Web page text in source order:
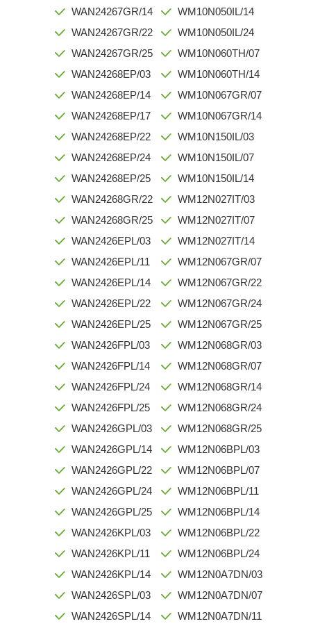
WAN24267GR/14
WAN24267GR/22
WAN24267GR/25
WAN24268EP/03
WAN24268EP/14
WAN24268EP/17
WAN24268EP/22
WAN24268EP/24
WAN24268EP/25
WAN24268GR/22
WAN24268GR/25
WAN2426EPL/03
WAN2426EPL/11
WAN2426EPL/14
WAN2426EPL/22
WAN2426EPL/25
WAN2426FPL/03
WAN2426FPL/14
WAN2426FPL/24
WAN2426FPL/25
WAN2426GPL/03
WAN2426GPL/14
WAN2426GPL/22
WAN2426GPL/24
WAN2426GPL/25
WAN2426KPL/03
WAN2426KPL/11
WAN2426KPL/14
WAN2426SPL/03
WAN2426SPL/14
WM10N050IL/14
WM10N050IL/24
WM10N060TH/07
WM10N060TH/14
WM10N067GR/07
WM10N067GR/14
WM10N150IL/03
WM10N150IL/07
WM10N150IL/14
WM12N027IT/03
WM12N027IT/07
WM12N027IT/14
WM12N067GR/07
WM12N067GR/22
WM12N067GR/24
WM12N067GR/25
WM12N068GR/03
WM12N068GR/07
WM12N068GR/14
WM12N068GR/24
WM12N068GR/25
WM12N06BPL/03
WM12N06BPL/07
WM12N06BPL/11
WM12N06BPL/14
WM12N06BPL/22
WM12N06BPL/24
WM12N0A7DN/03
WM12N0A7DN/07
WM12N0A7DN/11